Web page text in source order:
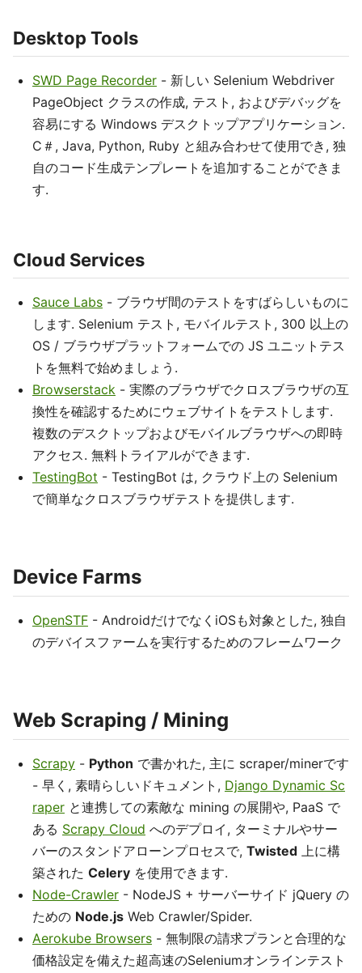
Desktop Tools
SWD Page Recorder - 新しい Selenium Webdriver
PageObject クラスの作成, テスト, およびデバッグを
容易にする Windows デスクトップアプリケーション.
C＃, Java, Python, Ruby と組み合わせて使用​​でき, 独
自のコード生成テンプレートを追加することができま
す.
Cloud Services
Sauce Labs - ブラウザ間のテストをすばらしいものに
します. Selenium テスト, モバイルテスト, 300 以上の
OS / ブラウザプラットフォームでの JS ユニットテス
トを無料で始めましょう.
Browserstack - 実際のブラウザでクロスブラウザの互
換性を確認するためにウェブサイトをテストします.
複数のデスクトップおよびモバイルブラウザへの即時
アクセス. 無料トライアルができます.
TestingBot - TestingBot は, クラウド上の Selenium
で簡単なクロスブラウザテストを提供します.
Device Farms
OpenSTF - AndroidだけでなくiOSも対象とした, 独自
のデバイスファームを実行するためのフレームワーク
Web Scraping / Mining
Scrapy - Python で書かれた, 主に scraper/minerです
- 早く, 素晴らしいドキュメント, Django Dynamic Sc
raper と連携しての素敵な mining の展開や, PaaS で
ある Scrapy Cloud へのデプロイ, ターミナルやサー
バーのスタンドアローンプロセスで, Twisted 上に構
築された Celery を使用できます.
Node-Crawler - NodeJS + サーバーサイド jQuery の
ための Node.js Web Crawler/Spider.
Aerokube Browsers - 無制限の請求プランと合理的な
価格設定を備えた超高速のSeleniumオンラインテスト